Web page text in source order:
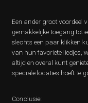
Een ander groot voordeel
gemakkelijke toegang tot
slechts een paar klikken
van hun favoriete liedjes,
altijd en overal kunt
speciale locaties hoeft te
Conclusie: